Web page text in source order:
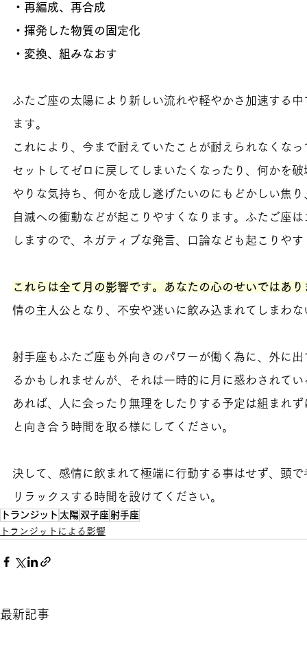
・再編成、再合成
・揮発した物質の固定化
・変換、組みなおす
ふたご座の太陽により新しい流れや軽やかさ加速する
ます。
これにより、今まで耐えていたことが耐えられなくな
セットしてゼロに戻してしまいたくなったり、何かを
やりな気持ち、何かを成し遂げたいのにもどかしい焦
自滅への衝動などが起こりやすくなります。ふたご座
しますので、ネガティブな発言、口論なども起こりや
これらは全て月の影響です。あなたの心のせいではあり
情の主人公となり、不安や迷いに飲み込まれてしまわ
射手座もふたご座も外向きのパワーが働く為に、外に
るかもしれませんが、それは一時的に月に惑わされて
あれば、人に会ったり無理をしたりする予定は組まれ
と向き合う時間を取る様にしてください。
決して、感情に飲まれて極端に行動する事はせず、頭
リラックスする時間を設けてください。
トランジット 太陽 双子座 射手座
トランジットによる影響
最新記事